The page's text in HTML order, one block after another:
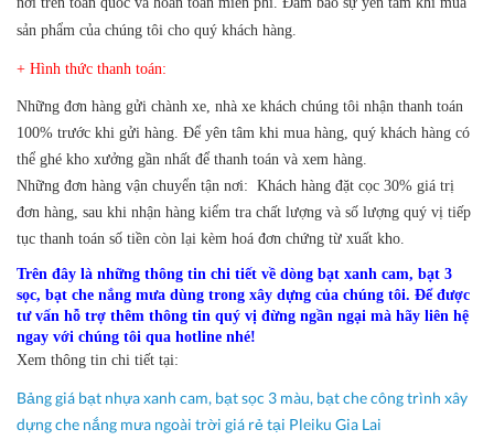
sản phẩm của chúng tôi cho quý khách hàng.
+ Hình thức thanh toán:
Những đơn hàng gửi chành xe, nhà xe khách chúng tôi nhận thanh toán
100% trước khi gửi hàng. Để yên tâm khi mua hàng, quý khách hàng có
thể ghé kho xưởng gần nhất để thanh toán và xem hàng.
Những đơn hàng vận chuyển tận nơi: Khách hàng đặt cọc 30% giá trị
đơn hàng, sau khi nhận hàng kiểm tra chất lượng và số lượng quý vị tiếp
tục thanh toán số tiền còn lại kèm hoá đơn chứng từ xuất kho.
Trên đây là những thông tin chi tiết về dòng bạt xanh cam, bạt 3
sọc, bạt che nắng mưa dùng trong xây dựng của chúng tôi. Để được
tư vấn hỗ trợ thêm thông tin quý vị đừng ngần ngại mà hãy liên hệ
ngay với chúng tôi qua hotline nhé!
Xem thông tin chi tiết tại:
Bảng giá bạt nhựa xanh cam, bạt sọc 3 màu, bạt che công trình xây
dựng che nắng mưa ngoài trời giá rẻ tại Pleiku Gia Lai